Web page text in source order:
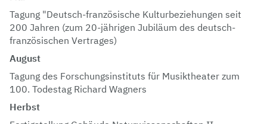
Tagung "Deutsch-französische Kulturbeziehungen seit
200 Jahren (zum 20-jährigen Jubiläum des deutsch-
französischen Vertrages)
August
Tagung des Forschungsinstituts für Musiktheater zum
100. Todestag Richard Wagners
Herbst